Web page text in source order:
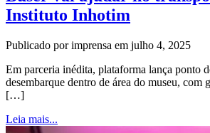
Instituto Inhotim
Publicado por imprensa em julho 4, 2025
Em parceria inédita, plataforma lança ponto
desembarque dentro de área do museu, com
[…]
Leia mais...